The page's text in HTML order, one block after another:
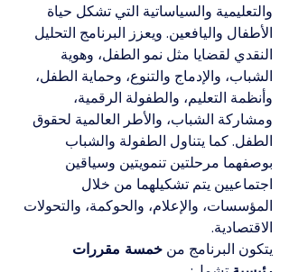
والتعليمية والسياساتية التي تشكل حياة
الأطفال واليافعين. ويعزز البرنامج التحليل
النقدي لقضايا مثل نمو الطفل، وهوية
الشباب، والإدماج والتنوع، وحماية الطفل،
وأنظمة التعليم، والطفولة الرقمية،
ومشاركة الشباب، والأطر العالمية لحقوق
الطفل. كما يتناول الطفولة والشباب
بوصفهما مرحلتين تنمويتين وسياقين
اجتماعيين يتم تشكيلهما من خلال
المؤسسات، والإعلام، والحوكمة، والتحولات
الاقتصادية.
يتكون البرنامج من خمسة مقررات